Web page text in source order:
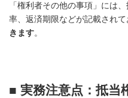
「権利者その他の事項」には
率、返済期限などが記載されて
きます。
■ 実務注意点：抵当